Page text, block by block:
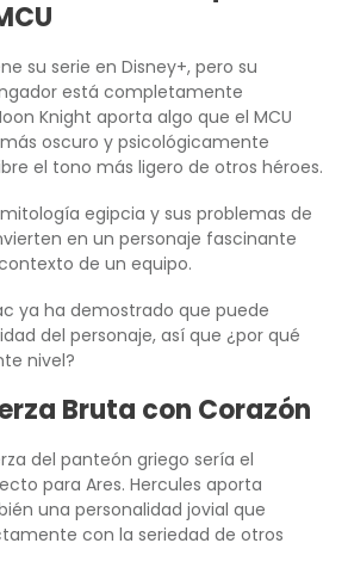
su serie en Disney+, pero su
está completamente
Knight aporta algo que el MCU
oscuro y psicológicamente
el tono más ligero de otros héroes.
egipcia y sus problemas de
en un personaje fascinante
de un equipo.
ya ha demostrado que puede
del personaje, así que ¿por qué
nivel?
Bruta con Corazón
del panteón griego sería el
para Ares. Hercules aporta
una personalidad jovial que
con la seriedad de otros